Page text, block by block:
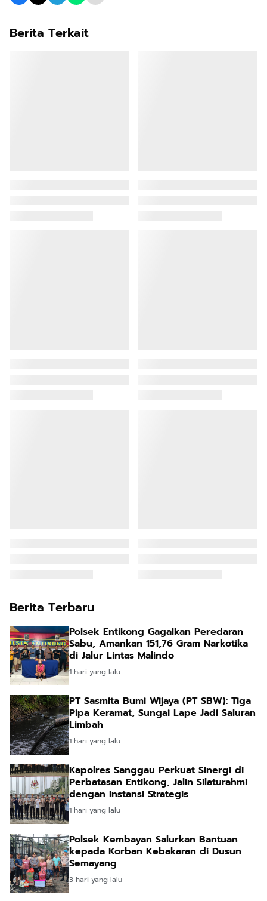
Berita Terkait
Berita Terbaru
Polsek Entikong Gagalkan Peredaran
Sabu, Amankan 151,76 Gram Narkotika
di Jalur Lintas Malindo
1 hari yang lalu
PT Sasmita Bumi Wijaya (PT SBW): Tiga
Pipa Keramat, Sungai Lape Jadi Saluran
Limbah
1 hari yang lalu
Kapolres Sanggau Perkuat Sinergi di
Perbatasan Entikong, Jalin Silaturahmi
dengan Instansi Strategis
1 hari yang lalu
Polsek Kembayan Salurkan Bantuan
kepada Korban Kebakaran di Dusun
Semayang
3 hari yang lalu